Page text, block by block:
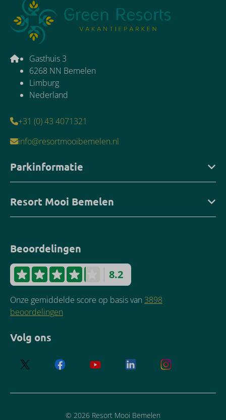
Gasthuis 3
6268 NN Bemelen
Limburg
Nederland
+31 (0) 43 4071321
info@resortmooibemelen.nl
Parkinformatie
Resort Mooi Bemelen
Beoordelingen
8.2
Onze gemiddelde score op basis van 3898
beoordelingen
Volg ons
© 2026 Resort Mooi Bemelen